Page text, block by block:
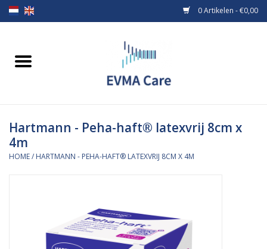
0 Artikelen - €0,00
Home
Borstvoeding
Voeding
Praktijkinrichting
Hartmann - Peha-haft® latexvrij 8cm x
4m
HOME/ HARTMANN - PEHA-HAFT® LATEXVRIJ 8CM X 4M